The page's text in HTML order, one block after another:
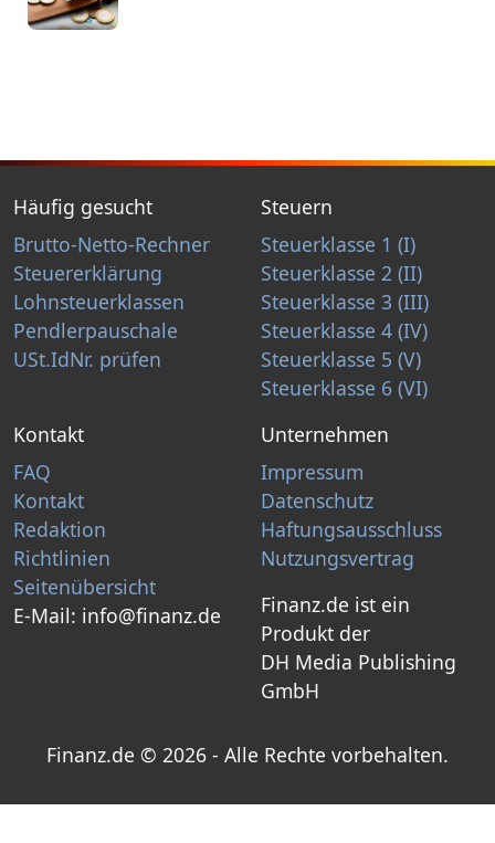
Häufig gesucht
Brutto-Netto-Rechner
Steuererklärung
Lohnsteuerklassen
Pendlerpauschale
USt.IdNr. prüfen
Steuern
Steuerklasse 1 (I)
Steuerklasse 2 (II)
Steuerklasse 3 (III)
Steuerklasse 4 (IV)
Steuerklasse 5 (V)
Steuerklasse 6 (VI)
Kontakt
FAQ
Kontakt
Redaktion
Richtlinien
Seitenübersicht
E-Mail: info@finanz.de
Unternehmen
Impressum
Datenschutz
Haftungsausschluss
Nutzungsvertrag
Finanz.de ist ein
Produkt der
DH Media Publishing
GmbH
Finanz.de © 2026 - Alle Rechte vorbehalten.